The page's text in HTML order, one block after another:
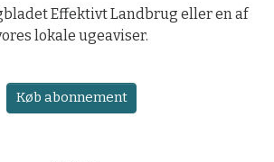
Effektivt Landbrug eller en af
lokale ugeaviser.
Køb abonnement